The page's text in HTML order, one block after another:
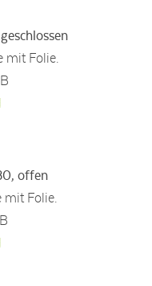
mit Folie.
offen
mit Folie.